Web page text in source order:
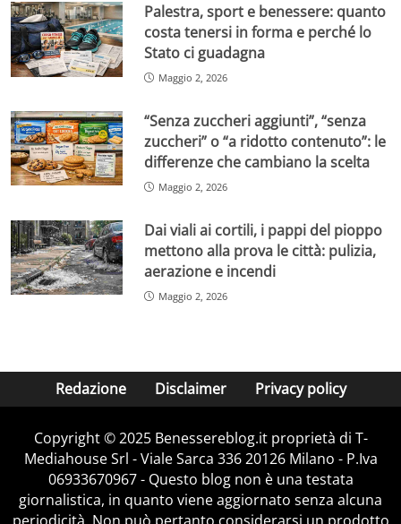
Palestra, sport e benessere: quanto
costa tenersi in forma e perché lo
Stato ci guadagna
Maggio 2, 2026
“Senza zuccheri aggiunti”, “senza
zuccheri” o “a ridotto contenuto”: le
differenze che cambiano la scelta
Maggio 2, 2026
Dai viali ai cortili, i pappi del pioppo
mettono alla prova le città: pulizia,
aerazione e incendi
Maggio 2, 2026
Redazione Disclaimer Privacy policy
Copyright © 2025 Benessereblog.it proprietà di T-
Mediahouse Srl - Viale Sarca 336 20126 Milano - P.Iva
06933670967 - Questo blog non è una testata
giornalistica, in quanto viene aggiornato senza alcuna